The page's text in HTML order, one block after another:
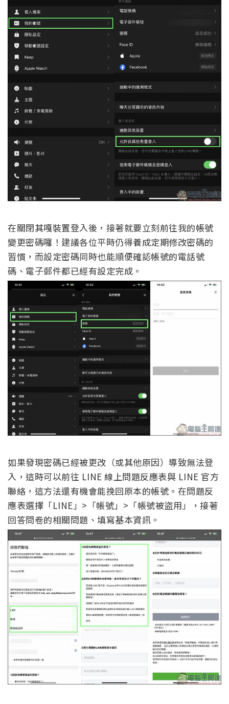
在關閉其嘎裝置登入後，接著就要立刻前往我的帳號
變更密碼囉！建議各位平時仍得養成定期修改密碼的
習慣，而設定密碼同時也能順便確認帳號的電話號
碼、電子郵件都已經有設定完成。
如果發現密碼已經被更改（或其他原因）導致無法登
入，這時可以前往 LINE 線上問題反應表與 LINE 官方
聯絡，這方法還有機會能挽回原本的帳號。在問題反
應表選擇「LINE」>「帳號」>「帳號被盜用」，接著
回答問卷的相關問題、填寫基本資訊。